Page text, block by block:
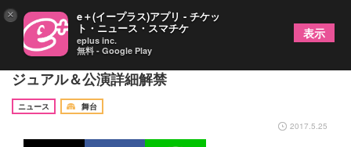
河原雅彦の新演出で14年ぶりに甦る『人間風車』ビ
ジュアル＆公演詳細解禁
ニュース
舞台
2017.5.25
× e＋(イープラス)アプリ - チケッ
ト・ニュース・スマチケ
eplus inc.
無料 - Google Play
表示